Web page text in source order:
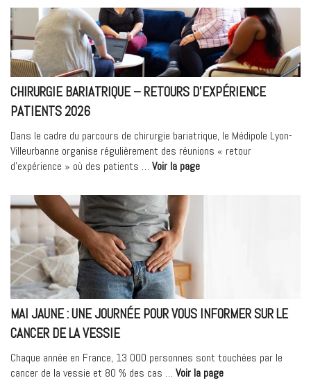
Médipôle
:
implantation
d’une
prothèse
pénienne
par
Dr
Jordan
CHIRURGIE BARIATRIQUE – RETOURS D’EXPÉRIENCE
PATIENTS 2026
Dans le cadre du parcours de chirurgie bariatrique, le Médipole Lyon-
Villeurbanne organise régulièrement des réunions « retour
d’expérience » où des patients … Voir la page« Chirurgie
–
MAI JAUNE : UNE JOURNÉE POUR VOUS INFORMER SUR LE
CANCER DE LA VESSIE
Chaque année en France, 13 000 personnes sont touchées par le
cancer de la vessie et 80 % des cas … Voir la page« MAI